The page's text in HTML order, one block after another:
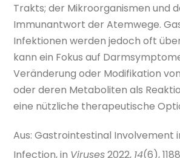
Trakts; der Mikroorganismen und
Immunantwort der Atemwege.
Infektionen werden jedoch oft
kann ein Fokus auf
Veränderung oder Modifikation
oder deren Metaboliten als
eine nützliche therapeutische
Aus: Gastrointestinal Involvement
Infection, in Viruses2022, 14(6),